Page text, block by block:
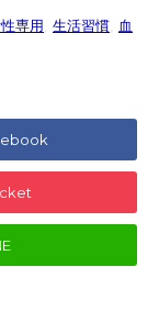
専用 , 生活習慣, 血